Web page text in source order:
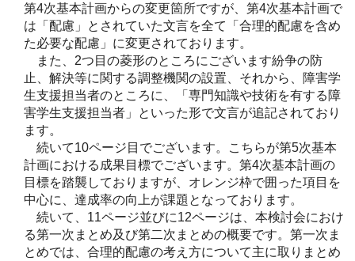
第4次基本計画からの変更箇所ですが、第4次基本計画で
は「配慮」とされていた文言を全て「合理的配慮を含め
た必要な配慮」に変更されております。
また、2つ目の菱形のところにございます紛争の防
止、解決等に関する調整機関の設置、それから、障害学
生支援担当者のところに、「専門知識や技術を有する障
害学生支援担当者」といった形で文言が追記されており
ます。
続いて10ページ目でございます。こちらが第5次基本
計画における成果目標でございます。第4次基本計画の
目標を踏襲しておりますが、オレンジ枠で囲った項目を
中心に、達成率の向上が課題となっております。
続いて、11ページ並びに12ページは、本検討会におけ
る第一次まとめ及び第二次まとめの概要です。第一次ま
とめでは、合理的配慮の考え方について主に取りまとめ